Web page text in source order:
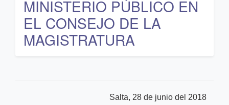
MINISTERIO PÚBLICO EN
EL CONSEJO DE LA
MAGISTRATURA
Salta, 28 de junio del 2018